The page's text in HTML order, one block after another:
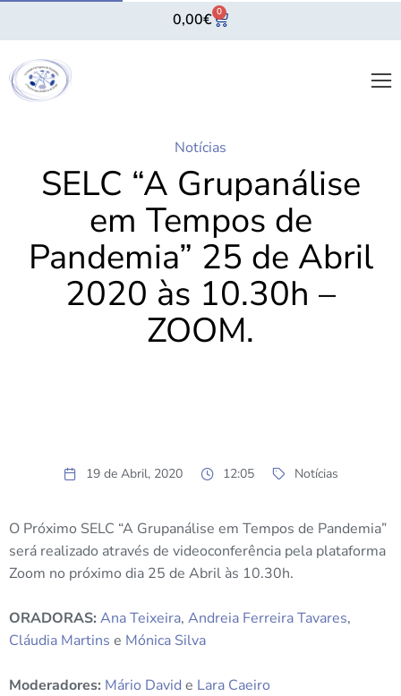
0,00€ 0
Notícias
SELC “A Grupanálise
em Tempos de
Pandemia” 25 de Abril
2020 às 10.30h –
ZOOM.
19 de Abril, 2020 12:05 Notícias
O Próximo SELC “A Grupanálise em Tempos de Pandemia”
será realizado através de videoconferência pela plataforma
Zoom no próximo dia 25 de Abril às 10.30h.
ORADORAS: Ana Teixeira, Andreia Ferreira Tavares,
Cláudia Martins e Mónica Silva
Moderadores: Mário David e Lara Caeiro